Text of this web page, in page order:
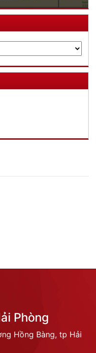
Phòng
Hồng Bàng, tp Hải